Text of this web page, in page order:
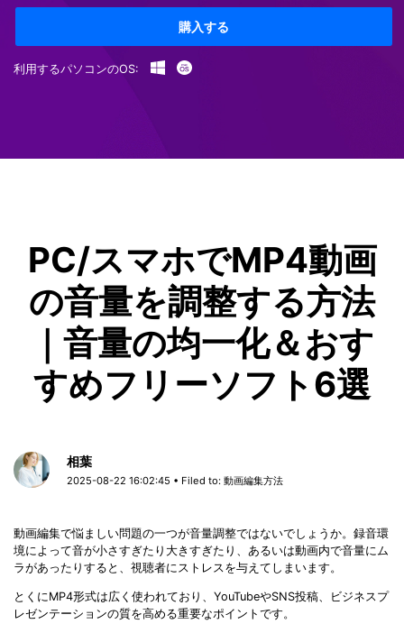
購入する
利用するパソコンのOS:
PC/スマホでMP4動画
の音量を調整する方法
｜音量の均一化＆おす
すめフリーソフト6選
相葉
2025-08-22 16:02:45 • Filed to:動画編集方法
動画編集で悩ましい問題の一つが音量調整ではないでしょうか。録音環
境によって音が小さすぎたり大きすぎたり、あるいは動画内で音量にム
ラがあったりすると、視聴者にストレスを与えてしまいます。
とくにMP4形式は広く使われており、YouTubeやSNS投稿、ビジネスプ
レゼンテーションの質を高める重要なポイントです。